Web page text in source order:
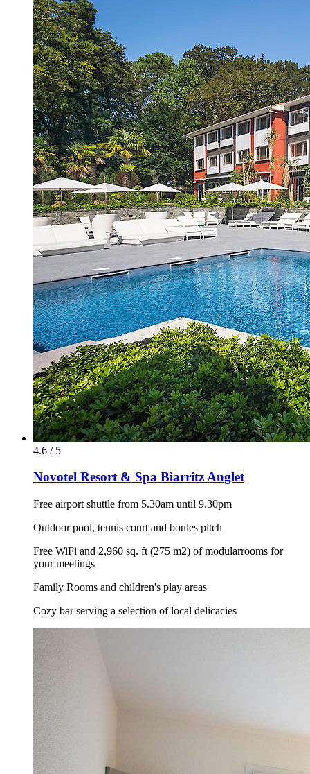
4.6 / 5
Novotel Resort & Spa Biarritz Anglet
Free airport shuttle from 5.30am until 9.30pm
Outdoor pool, tennis court and boules pitch
Free WiFi and 2,960 sq. ft (275 m2) of modularrooms for
your meetings
Family Rooms and children's play areas
Cozy bar serving a selection of local delicacies